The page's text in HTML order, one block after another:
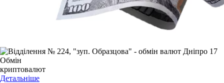
Обмін
криптовалют
Детальніше